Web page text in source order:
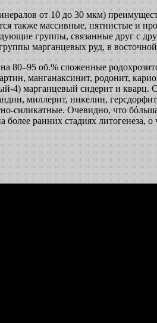
от 10 до 30 мкм)
также массивные, пятнистые и
группы, связанные друг с
марганцевых руд, в
об.% сложенные
манганаксинит, родонит,
4) марганцевый сидерит и
миллерит, никелин,
силикатные. Очевидно, что
ранних стадиях литогенеза, о